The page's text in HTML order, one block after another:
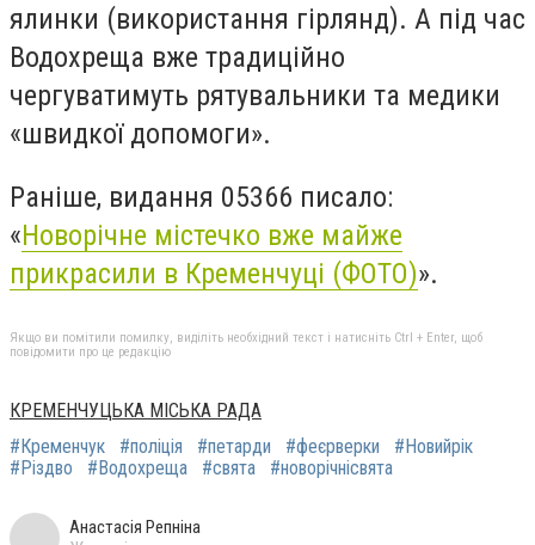
ялинки (використання гірлянд). А під час
Водохреща вже традиційно
чергуватимуть рятувальники та медики
«швидкої допомоги».
Раніше, видання 05366 писало:
«Новорічне містечко вже майже
прикрасили в Кременчуці (ФОТО)».
Якщо ви помітили помилку, виділіть необхідний текст і натисніть Ctrl + Enter, щоб
повідомити про це редакцію
КРЕМЕНЧУЦЬКА МІСЬКА РАДА
#Кременчук
#поліція #петарди #феєрверки
#Новийрік
#Різдво
#Водохреща #свята #новорічнісвята
Анастасія Репніна